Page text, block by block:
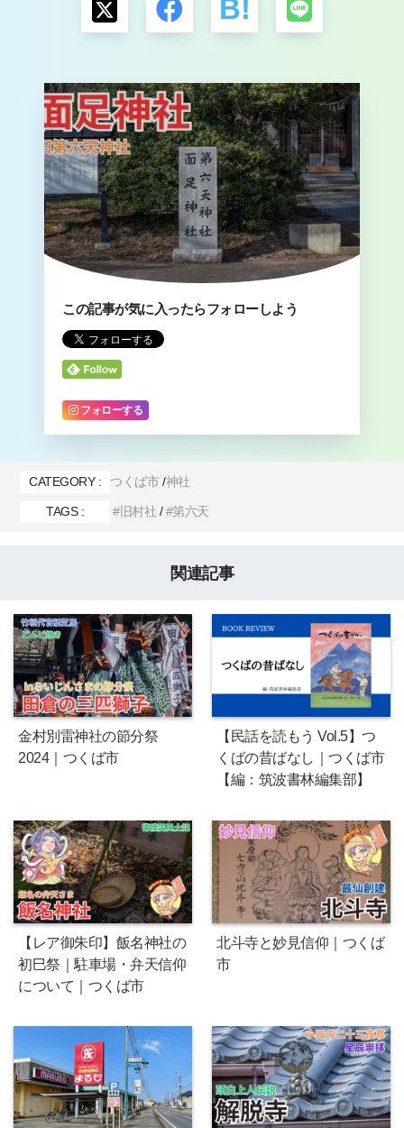
この記事が気に入ったらフォローしよう
フォローする
CATEGORY : つくば市 神社
TAGS : 旧村社 第六天
関連記事
金村別雷神社の節分祭
2024｜つくば市
【民話を読もう Vol.5】つ
くばの昔ばなし｜つくば市
【編：筑波書林編集部】
【レア御朱印】飯名神社の
初巳祭｜駐車場・弁天信仰
について｜つくば市
北斗寺と妙見信仰｜つくば
市